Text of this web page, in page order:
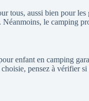
tous, aussi bien pour
Néanmoins, le camping
enfant en camping
pensez à vérifier